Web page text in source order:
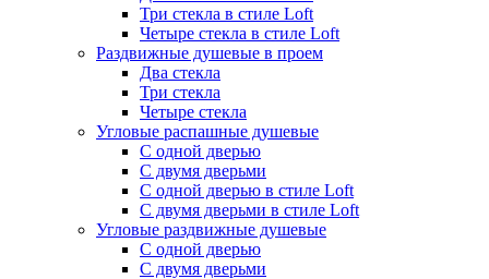
Три стекла в стиле Loft
Четыре стекла в стиле Loft
Раздвижные душевые в проем
Два стекла
Три стекла
Четыре стекла
Угловые распашные душевые
С одной дверью
С двумя дверьми
С одной дверью в стиле Loft
С двумя дверьми в стиле Loft
Угловые раздвижные душевые
С одной дверью
С двумя дверьми